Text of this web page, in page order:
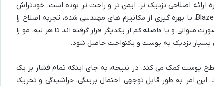
اصلاحی نزدیک تر، ایمن تر و راحت تر بوده است. خودتراش
های چند لبه، به ویژه مدل های 5 لبه مانند سیلور Blaze5، با بهره گیری از مکانیزم های مهندسی شده، تجربه اصلاح را
متوالی و با فاصله کم از یکدیگر قرار گرفته اند تا هر لبه، مو را
بسیار نزدیک به پوست و یکنواخت حاصل شود.
پوست کمک می کند. در نتیجه، به جای اینکه تمام فشار بر یک
امر به طور قابل توجهی احتمال بریدگی، خراشیدگی و تحریک